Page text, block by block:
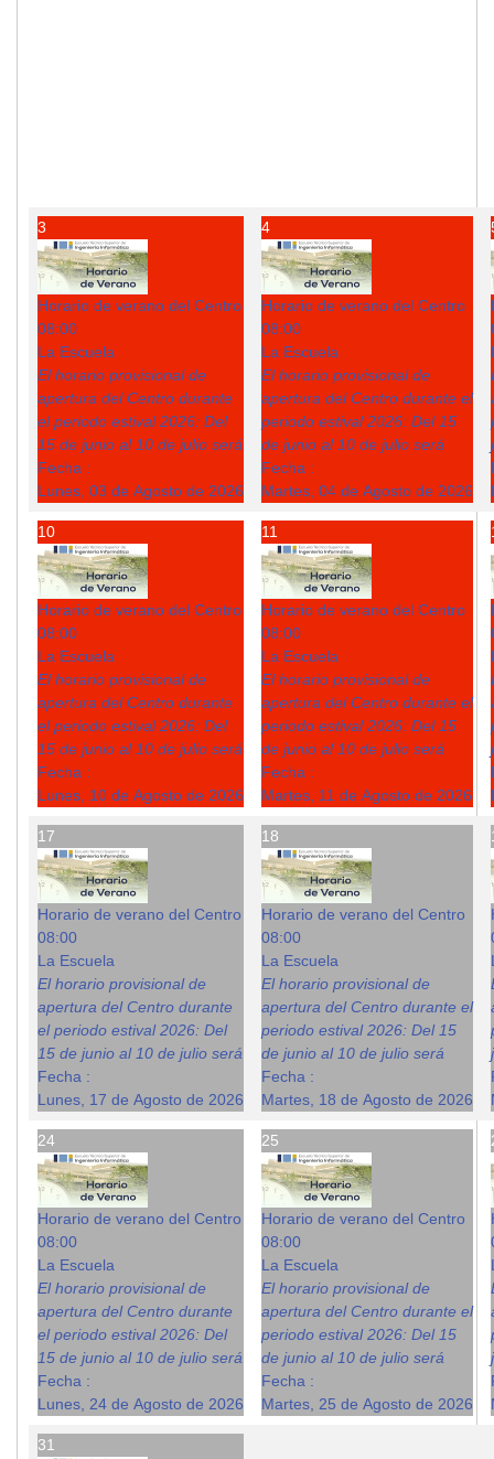
3
Horario de verano del Centro
08:00
La Escuela
El horario provisional de
apertura del Centro durante
el periodo estival 2026: Del
15 de junio al 10 de julio será
Fecha :
Lunes, 03 de Agosto de 2026
4
Horario de verano del Centro
08:00
La Escuela
El horario provisional de
apertura del Centro durante el
periodo estival 2026: Del 15
de junio al 10 de julio será
Fecha :
Martes, 04 de Agosto de 2026
10
Horario de verano del Centro
08:00
La Escuela
El horario provisional de
apertura del Centro durante
el periodo estival 2026: Del
15 de junio al 10 de julio será
Fecha :
Lunes, 10 de Agosto de 2026
11
Horario de verano del Centro
08:00
La Escuela
El horario provisional de
apertura del Centro durante el
periodo estival 2026: Del 15
de junio al 10 de julio será
Fecha :
Martes, 11 de Agosto de 2026
17
Horario de verano del Centro
08:00
La Escuela
El horario provisional de
apertura del Centro durante
el periodo estival 2026: Del
15 de junio al 10 de julio será
Fecha :
Lunes, 17 de Agosto de 2026
18
Horario de verano del Centro
08:00
La Escuela
El horario provisional de
apertura del Centro durante el
periodo estival 2026: Del 15
de junio al 10 de julio será
Fecha :
Martes, 18 de Agosto de 2026
24
Horario de verano del Centro
08:00
La Escuela
El horario provisional de
apertura del Centro durante
el periodo estival 2026: Del
15 de junio al 10 de julio será
Fecha :
Lunes, 24 de Agosto de 2026
25
Horario de verano del Centro
08:00
La Escuela
El horario provisional de
apertura del Centro durante el
periodo estival 2026: Del 15
de junio al 10 de julio será
Fecha :
Martes, 25 de Agosto de 2026
31